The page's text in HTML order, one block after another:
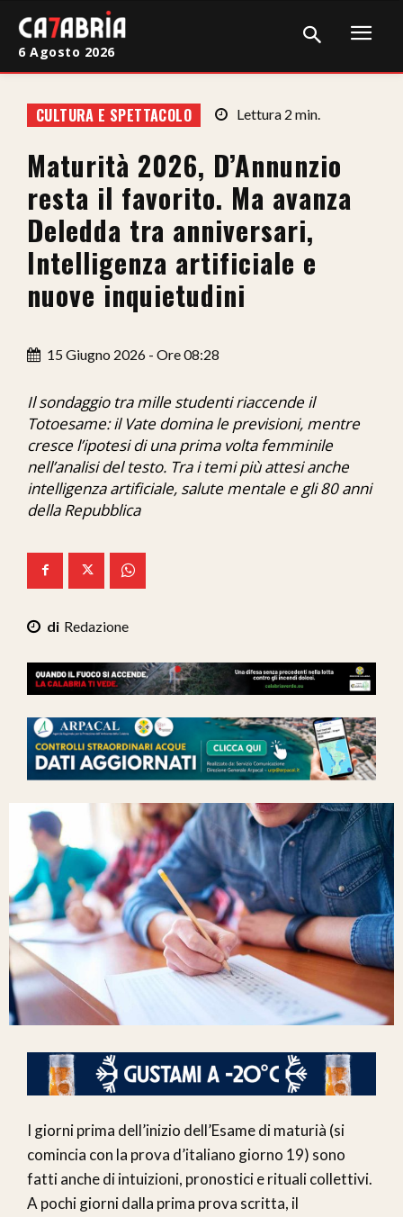
Cronaca
Giudiziaria
Politica
Sport
Attualità
Ita-Mondo
C7 Play
We Calabria
6 Agosto 2026
CULTURA E SPETTACOLO Lettura 2 min.
Maturità 2026, D’Annunzio
resta il favorito. Ma avanza
Deledda tra anniversari,
Intelligenza artificiale e
nuove inquietudini
15 Giugno 2026 - Ore 08:28
Il sondaggio tra mille studenti riaccende il
Totoesame: il Vate domina le previsioni, mentre
cresce l’ipotesi di una prima volta femminile
nell’analisi del testo. Tra i temi più attesi anche
intelligenza artificiale, salute mentale e gli 80 anni
della Repubblica
Redazione
I giorni prima dell’inizio dell’Esame di maturià (si
comincia con la prova d’italiano giorno 19) sono
fatti anche di intuizioni, pronostici e rituali collettivi.
A pochi giorni dalla prima prova scritta, il